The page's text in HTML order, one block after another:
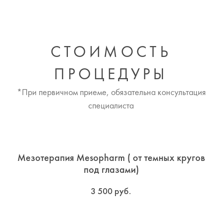
СТОИМОСТЬ
ПРОЦЕДУРЫ
*При первичном приеме, обязательна консультация
специалиста
Мезотерапия Mesopharm ( от темных кругов
под глазами)
3 500 руб.